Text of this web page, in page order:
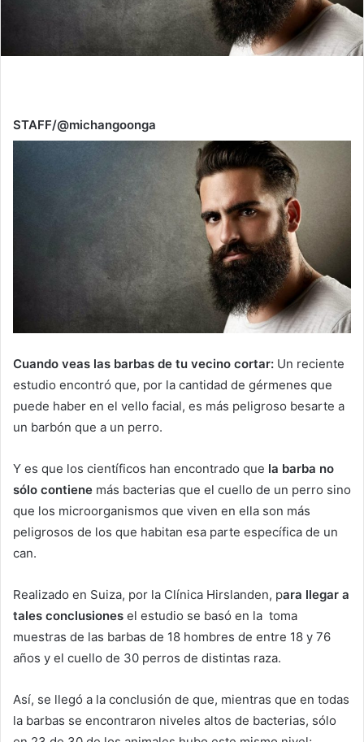
STAFF/@michangoonga
Cuando veas las barbas de tu vecino cortar: Un reciente
estudio encontró que, por la cantidad de gérmenes que
puede haber en el vello facial, es más peligroso besarte a
un barbón que a un perro.
Y es que los científicos han encontrado que la barba no
sólo contiene más bacterias que el cuello de un perro sino
que los microorganismos que viven en ella son más
peligrosos de los que habitan esa parte específica de un
can.
Realizado en Suiza, por la Clínica Hirslanden, para llegar a
tales conclusiones el estudio se basó en la toma
muestras de las barbas de 18 hombres de entre 18 y 76
años y el cuello de 30 perros de distintas raza.
Así, se llegó a la conclusión de que, mientras que en todas
la barbas se encontraron niveles altos de bacterias, sólo